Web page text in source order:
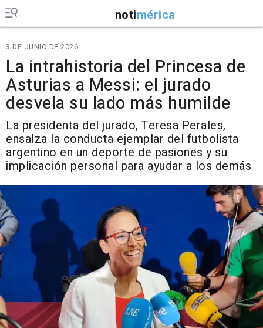
notimérica
3 DE JUNIO DE 2026
La intrahistoria del Princesa de
Asturias a Messi: el jurado
desvela su lado más humilde
La presidenta del jurado, Teresa Perales,
ensalza la conducta ejemplar del futbolista
argentino en un deporte de pasiones y su
implicación personal para ayudar a los demás